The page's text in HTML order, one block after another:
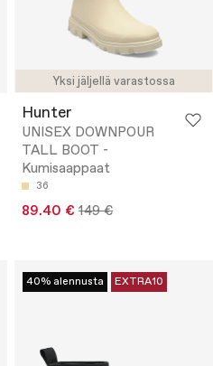
Yksi jäljellä varastossa
Hunter
UNISEX DOWNPOUR
TALL BOOT -
Kumisaappaat
36
89.40 € 149 €
40% alennusta EXTRA10